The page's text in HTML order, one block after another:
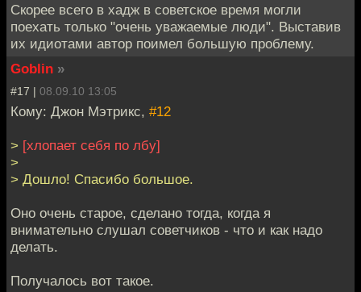
Скорее всего в хадж в советское время могли
поехать только "очень уважаемые люди". Выставив
их идиотами автор поимел большую проблему.
Goblin »
#17 | 08.09.10 13:05
Кому: Джон Мэтрикс, #12
> [хлопает себя по лбу]
>
> Дошло! Спасибо большое.
Оно очень старое, сделано тогда, когда я
внимательно слушал советчиков - что и как надо
делать.
Получалось вот такое.